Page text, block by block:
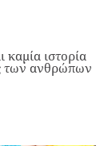
καμία ιστορία
των ανθρώπων